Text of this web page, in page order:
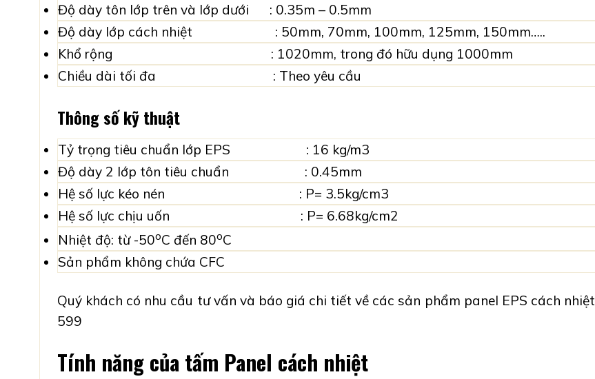
Độ dày tôn lớp trên và lớp dưới : 0.35m – 0.5mm
Độ dày lớp cách nhiệt : 50mm, 70mm, 100mm, 125mm, 150mm…..
Khổ rộng : 1020mm, trong đó hữu dụng 1000mm
Chiều dài tối đa : Theo yêu cầu
Thông số kỹ thuật
Tỷ trọng tiêu chuẩn lớp EPS : 16 kg/m3
Độ dày 2 lớp tôn tiêu chuẩn : 0.45mm
Hệ số lực kéo nén : P= 3.5kg/cm3
Hệ số lực chịu uốn : P= 6.68kg/cm2
Nhiệt độ: từ -50oC đến 80oC
Sản phẩm không chứa CFC
Quý khách có nhu cầu tư vấn và báo giá chi tiết về các sản phẩm panel EPS cách nhiệt
599
Tính năng của tấm Panel cách nhiệt